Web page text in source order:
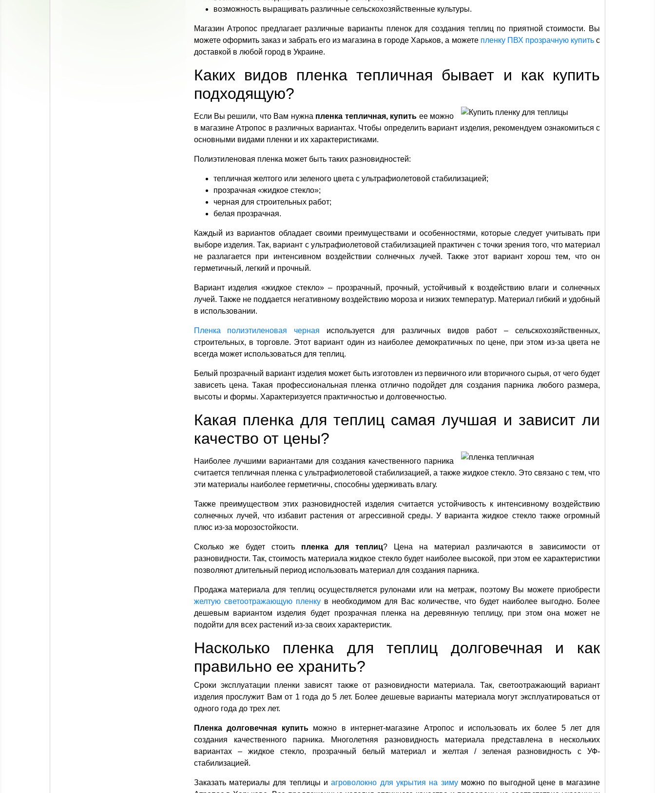
возможность выращивать различные сельскохозяйственные культуры.
Магазин Атропос предлагает различные варианты пленок для создания теплиц по приятной стоимости. Вы
можете оформить заказ и забрать его из магазина в городе Харьков, а можете пленку ПВХ прозрачную купитьс
доставкой в любой город в Украине.
Каких видов пленка тепличная бывает и как купить
подходящую?
Если Вы решили, что Вам нужна пленка тепличная, купить ее можно
в магазине Атропос в различных вариантах. Чтобы определить вариант изделия, рекомендуем ознакомиться с
основными видами пленки и их характеристиками.
Полиэтиленовая пленка может быть таких разновидностей:
тепличная желтого или зеленого цвета с ультрафиолетовой стабилизацией;
прозрачная «жидкое стекло»;
черная для строительных работ;
белая прозрачная.
Каждый из вариантов обладает своими преимуществами и особенностями, которые следует учитывать при
выборе изделия. Так, вариант с ультрафиолетовой стабилизацией практичен с точки зрения того, что материал
не разлагается при интенсивном воздействии солнечных лучей. Также этот вариант хорош тем, что он
герметичный, легкий и прочный.
Вариант изделия «жидкое стекло» – прозрачный, прочный, устойчивый к воздействию влаги и солнечных
лучей. Также не поддается негативному воздействию мороза и низких температур. Материал гибкий и удобный
в использовании.
Пленка полиэтиленовая черная используется для различных видов работ – сельскохозяйственных,
строительных, в торговле. Этот вариант один из наиболее демократичных по цене, при этом из-за цвета не
всегда может использоваться для теплиц.
Белый прозрачный вариант изделия может быть изготовлен из первичного или вторичного сырья, от чего будет
зависеть цена. Такая профессиональная пленка отлично подойдет для создания парника любого размера,
высоты и формы. Характеризуется практичностью и долговечностью.
Какая пленка для теплиц самая лучшая и зависит ли
качество от цены?
Наиболее лучшими вариантами для создания качественного парника
считается тепличная пленка с ультрафиолетовой стабилизацией, а также жидкое стекло. Это связано с тем, что
эти материалы наиболее герметичны, способны удерживать влагу.
Также преимуществом этих разновидностей изделия считается устойчивость к интенсивному воздействию
солнечных лучей, что избавит растения от агрессивной среды. У варианта жидкое стекло также огромный
плюс из-за морозостойкости.
Сколько же будет стоить пленка для теплиц? Цена на материал различаются в зависимости от
разновидности. Так, стоимость материала жидкое стекло будет наиболее высокой, при этом ее характеристики
позволяют длительный период использовать материал для создания парника.
Продажа материала для теплиц осуществляется рулонами или на метраж, поэтому Вы можете приобрести
желтую светоотражающую пленкув необходимом для Вас количестве, что будет наиболее выгодно. Более
дешевым вариантом изделия будет прозрачная пленка на деревянную теплицу, при этом она может не
подойти для всех растений из-за своих характеристик.
Насколько пленка для теплиц долговечная и как
правильно ее хранить?
Сроки эксплуатации пленки зависят также от разновидности материала. Так, светоотражающий вариант
изделия прослужит Вам от 1 года до 5 лет. Более дешевые варианты материала могут эксплуатироваться от
одного года до трех лет.
Пленка долговечная купитьможно в интернет-магазине Атропос и использовать их более 5 лет для
создания качественного парника. Многолетняя разновидность материала представлена в нескольких
вариантах – жидкое стекло, прозрачный белый материал и желтая / зеленая разновидность с УФ-
стабилизацией.
Заказать материалы для теплицы иагроволокно для укрытия на зимуможно по выгодной цене в магазине